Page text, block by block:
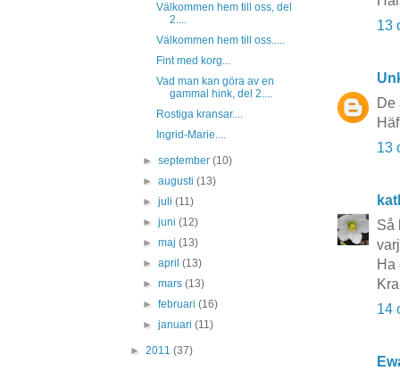
13
De
13
Så
Ha
14
Välkommen hem till oss, del
2....
Välkommen hem till oss.....
Fint med korg...
Vad man kan göra av en
gammal hink, del 2....
Rostiga kransar....
Ingrid-Marie....
►september(10)
►augusti(13)
►juli(11)
►juni(12)
►maj(13)
►april(13)
►mars(13)
►februari(16)
►januari(11)
► 2011 (37)